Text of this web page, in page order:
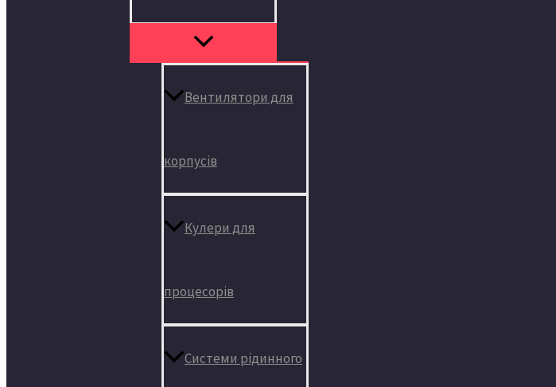
Вентилятори для
корпусів
Кулери для
процесорів
Системи рідинного